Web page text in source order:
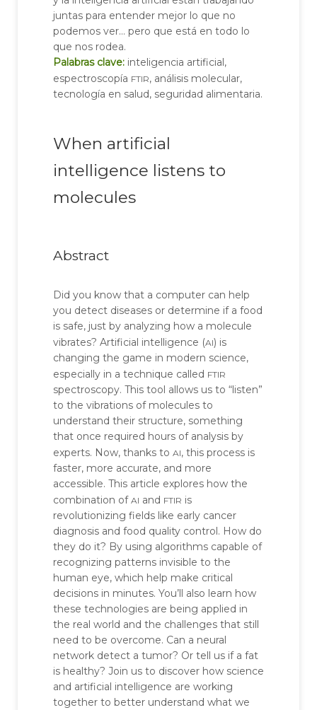
juntas para entender mejor lo que no
podemos ver… pero que está en todo lo
que nos rodea.
Palabras clave: inteligencia artificial,
espectroscopía ftir, análisis molecular,
tecnología en salud, seguridad alimentaria.
When artificial
intelligence listens to
molecules
Abstract
Did you know that a computer can help
you detect diseases or determine if a food
is safe, just by analyzing how a molecule
vibrates? Artificial intelligence (ai) is
changing the game in modern science,
especially in a technique called ftir
spectroscopy. This tool allows us to “listen”
to the vibrations of molecules to
understand their structure, something
that once required hours of analysis by
experts. Now, thanks to ai, this process is
faster, more accurate, and more
accessible. This article explores how the
combination ofai and ftir is
revolutionizing fields like early cancer
diagnosis and food quality control. How do
they do it? By using algorithms capable of
recognizing patterns invisible to the
human eye, which help make critical
decisions in minutes. You’ll also learn how
these technologies are being applied in
the real world and the challenges that still
need to be overcome. Can a neural
network detect a tumor? Or tell us if a fat
is healthy? Join us to discover how science
and artificial intelligence are working
together to better understand what we